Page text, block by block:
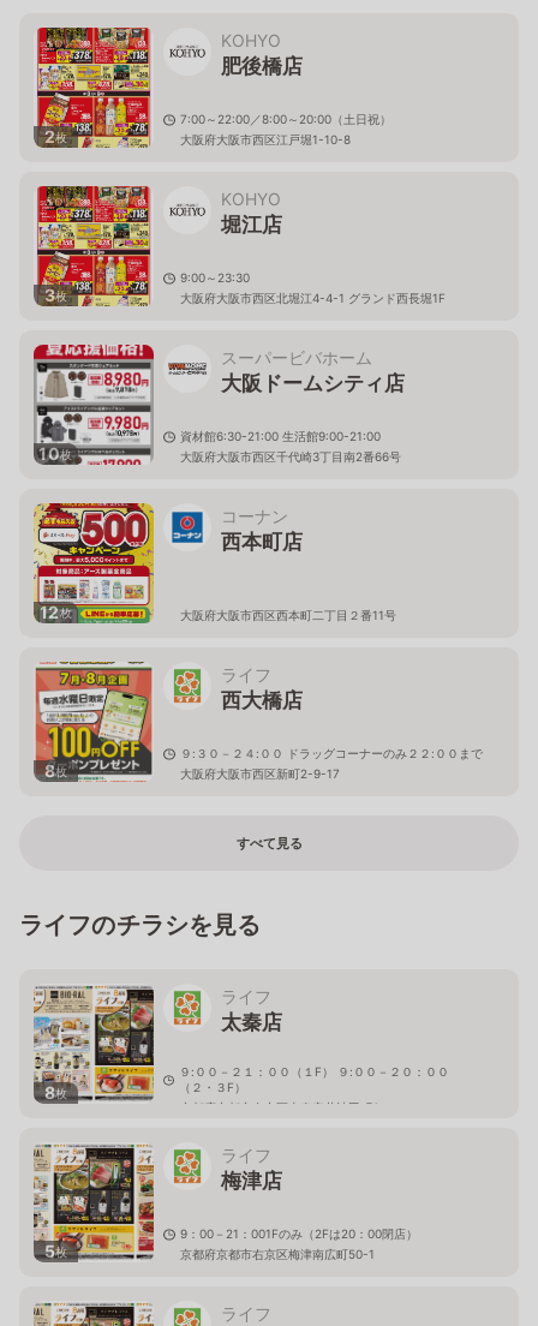
2枚
KOHYO
肥後橋店
7:00～22:00／8:00～20:00（土日祝）
大阪府大阪市西区江戸堀1-10-8
3枚
KOHYO
堀江店
9:00～23:30
大阪府大阪市西区北堀江4-4-1 グランド西長堀1F
10枚
スーパービバホーム
大阪ドームシティ店
資材館6:30-21:00 生活館9:00-21:00
大阪府大阪市西区千代崎3丁目南2番66号
12枚
コーナン
西本町店
大阪府大阪市西区西本町二丁目２番11号
8枚
ライフ
西大橋店
９:３０－２４:００ ドラッグコーナーのみ２２:００まで
大阪府大阪市西区新町2-9-17
すべて見る
ライフのチラシを見る
8枚
ライフ
太秦店
９:００－２１：００（１F） ９:００－２０：００
（２・３F）
京都府京都市右京区太秦安井池田町6
5枚
ライフ
梅津店
9：00－21：001Fのみ（2Fは20：00閉店）
京都府京都市右京区梅津南広町50-1
ライフ